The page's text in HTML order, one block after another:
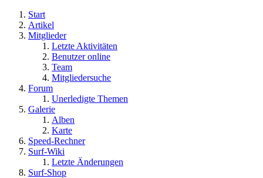
Start
Artikel
Mitglieder
Letzte Aktivitäten
Benutzer online
Team
Mitgliedersuche
Forum
Unerledigte Themen
Galerie
Alben
Karte
Speed-Rechner
Surf-Wiki
Letzte Änderungen
Surf-Shop